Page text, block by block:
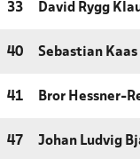
33 David Rygg
40 Sebastian Kaas
41 Bror Hessner-
47 Johan Ludvig